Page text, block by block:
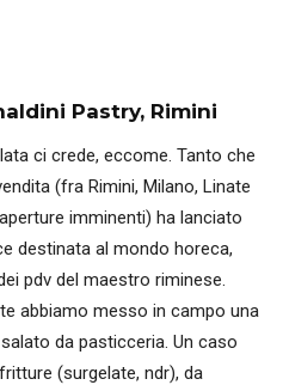
Pastry, Rimini
ci crede, eccome. Tanto che
(fra Rimini, Milano, Linate
imminenti) ha lanciato
destinata al mondo horeca,
pdv del maestro riminese.
abbiamo messo in campo una
da pasticceria. Un caso
(surgelate, ndr), da